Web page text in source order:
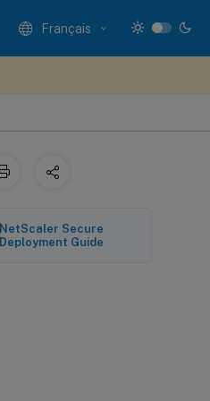
Français
NetScaler Secure
Deployment Guide